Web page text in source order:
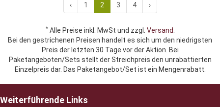
‹ 1 2 3 4 ›
*Alle Preise inkl. MwSt und zzgl. Versand.
Bei den gestrichenen Preisen handelt es sich um den niedrigsten
Preis der letzten 30 Tage vor der Aktion. Bei
Paketangeboten/Sets stellt der Streichpreis den unrabattierten
Einzelpreis dar. Das Paketangebot/Set ist ein Mengenrabatt.
Weiterführende Links